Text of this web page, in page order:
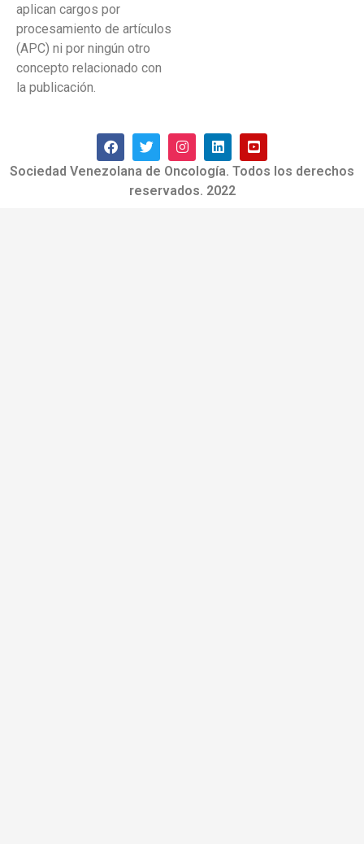
aplican cargos por
procesamiento de artículos
(APC) ni por ningún otro
concepto relacionado con
la publicación.
Sociedad Venezolana de Oncología. Todos los derechos
reservados. 2022